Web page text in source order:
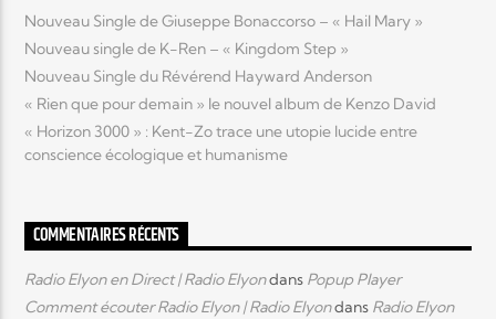
Nouveau Single de Giuseppe Bonaccorso – « Hail Mary »
Nouveau single de K-Ren – « Kingdom Step »
Nouveau Single du Révérend Hayward Anderson
« Rien que pour demain » le nouvel album de Kenzo David
« Horizon 3000 » : Kent-Zo trace une utopie lucide entre
conscience écologique et humanisme
COMMENTAIRES RÉCENTS
Radio Elyon en Direct | Radio Elyondans Popup Player
Comment écouter Radio Elyon | Radio Elyondans Radio Elyon